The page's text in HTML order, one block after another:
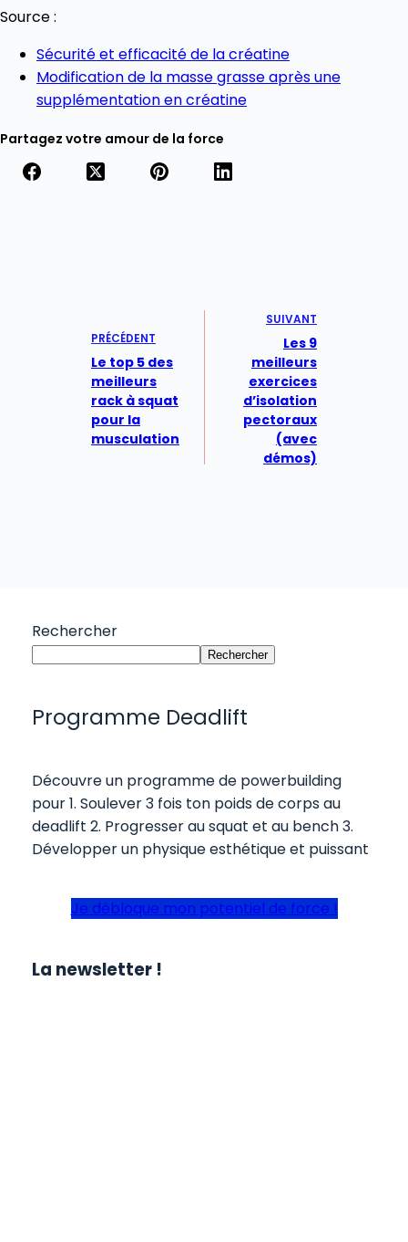
Source :
Sécurité et efficacité de la créatine
Modification de la masse grasse après une
supplémentation en créatine
Partagez votre amour de la force
PRÉCÉDENT
Le top 5 des
meilleurs
rack à squat
pour la
musculation
SUIVANT
Les 9
meilleurs
exercices
d’isolation
pectoraux
(avec
démos)
Rechercher
Rechercher
Programme Deadlift
Découvre un programme de powerbuilding
pour 1. Soulever 3 fois ton poids de corps au
deadlift 2. Progresser au squat et au bench 3.
Développer un physique esthétique et puissant
Je débloque mon potentiel de force !
La newsletter !